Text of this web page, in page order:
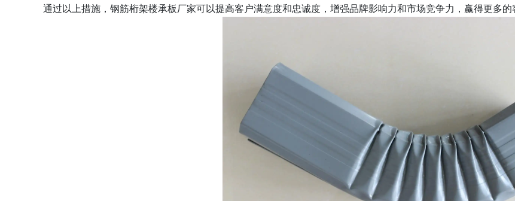
通过以上措施，钢筋桁架楼承板厂家可以提高客户满意度和忠诚度，增强品牌影响力和市场竞争力，赢得更多的